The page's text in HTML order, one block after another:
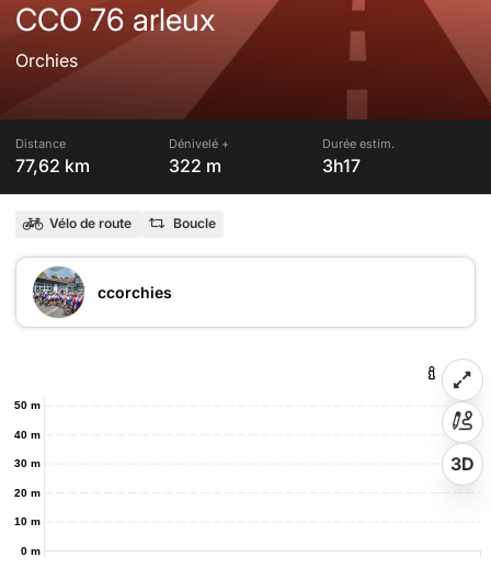
CCO 76 arleux
Orchies
Distance
77,62 km
Dénivelé +
322 m
Durée estim.
3h17
Vélo de route Boucle
ccorchies
0 m
10 m
20 m
30 m
40 m
50 m
3D